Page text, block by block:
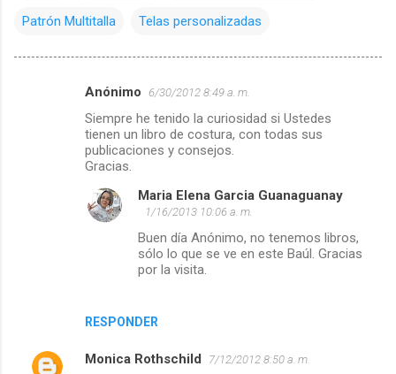
Patrón Multitalla Telas personalizadas
s
Anónimo 6/30/2012 8:49 a. m.
Siempre he tenido la curiosidad si Ustedes
tienen un libro de costura, con todas sus
publicaciones y consejos.
Gracias.
RESPONDER
Maria Elena Garcia Guanaguanay
1/16/2013 10:06 a. m.
Buen día Anónimo, no tenemos libros,
sólo lo que se ve en este Baúl. Gracias
por la visita.
Monica Rothschild 7/12/2012 8:50 a. m.